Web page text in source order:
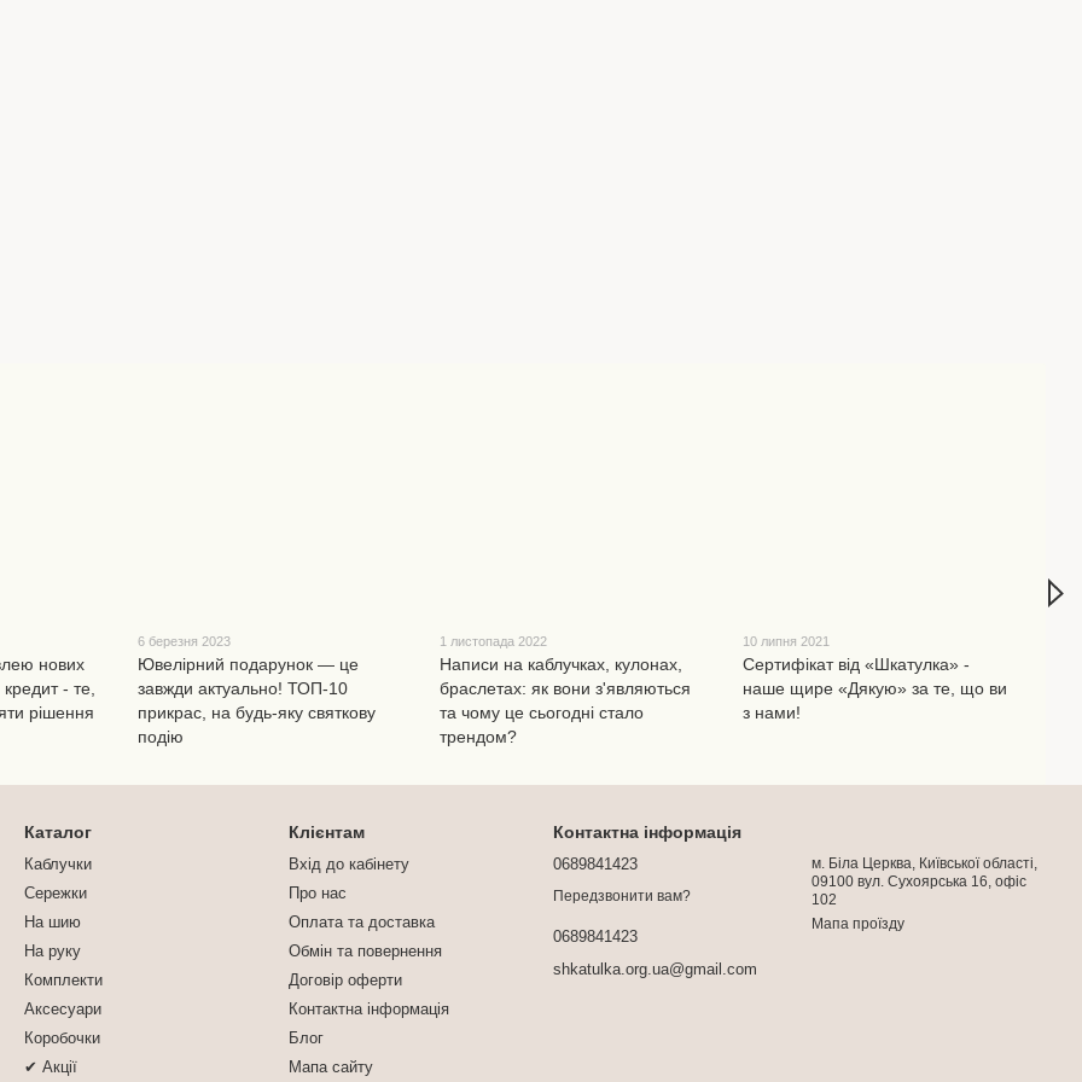
нових
- те,
рішення
6 березня 2023
Ювелірний подарунок — це
завжди актуально! ТОП-10
прикрас, на будь-яку святкову
подію
1 листопада 2022
Написи на каблучках, кулонах,
браслетах: як вони з'являються
та чому це сьогодні стало
трендом?
10 липня 2021
Сертифікат від «Шкатулка» -
наше щире «Дякую» за те, що ви
з нами!
Каталог
Каблучки
Сережки
На шию
На руку
Комплекти
Аксесуари
Коробочки
✔ Акції
Клієнтам
Вхід до кабінету
Про нас
Оплата та доставка
Обмін та повернення
Договір оферти
Контактна інформація
Блог
Мапа сайту
Контактна інформація
0689841423
Передзвонити вам?
0689841423
shkatulka.org.ua@gmail.com
м. Біла Церква, Київської області,
09100 вул. Сухоярська 16, офіс
102
Мапа проїзду